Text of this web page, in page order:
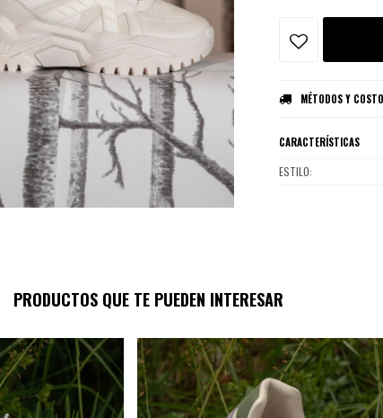
MÉTODOS Y
CARACTERÍSTICAS
ESTILO
PRODUCTOS QUE TE PUEDEN INTERESAR